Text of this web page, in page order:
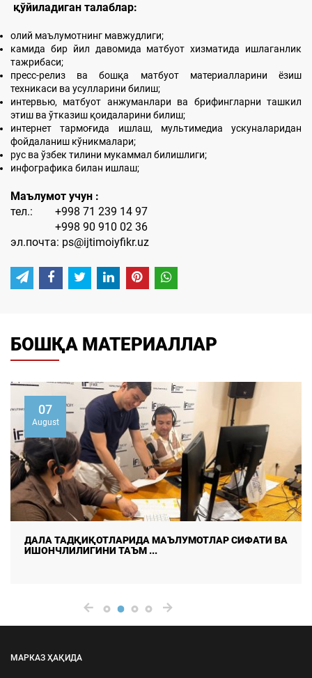
қўйиладиган талаблар:
олий маълумотнинг мавжудлиги;
камида бир йил давомида матбуот хизматида ишлаганлик
тажрибаси;
пресс-релиз ва бошқа матбуот материалларини ёзиш
техникаси ва усулларини билиш;
интервью, матбуот анжуманлари ва брифингларни ташкил
этиш ва ўтказиш қоидаларини билиш;
интернет тармоғида ишлаш, мультимедиа ускуналаридан
фойдаланиш кўникмалари;
рус ва ўзбек тилини мукаммал билишлиги;
инфографика билан ишлаш;
Маълумот учун :
тел.: +998 71 239 14 97
+998 90 910 02 36
эл.почта: ps@ijtimoiyfikr.uz
БОШҚА МАТЕРИАЛЛАР
07
August
ДАЛА ТАДҚИҚОТЛАРИДА МАЪЛУМОТЛАР СИФАТИ ВА
ИШОНЧЛИЛИГИНИ ТАЪМ ...
МАРКАЗ ҲАҚИДА